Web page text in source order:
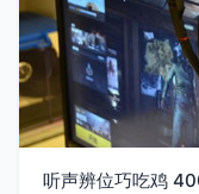
听声辨位巧吃鸡